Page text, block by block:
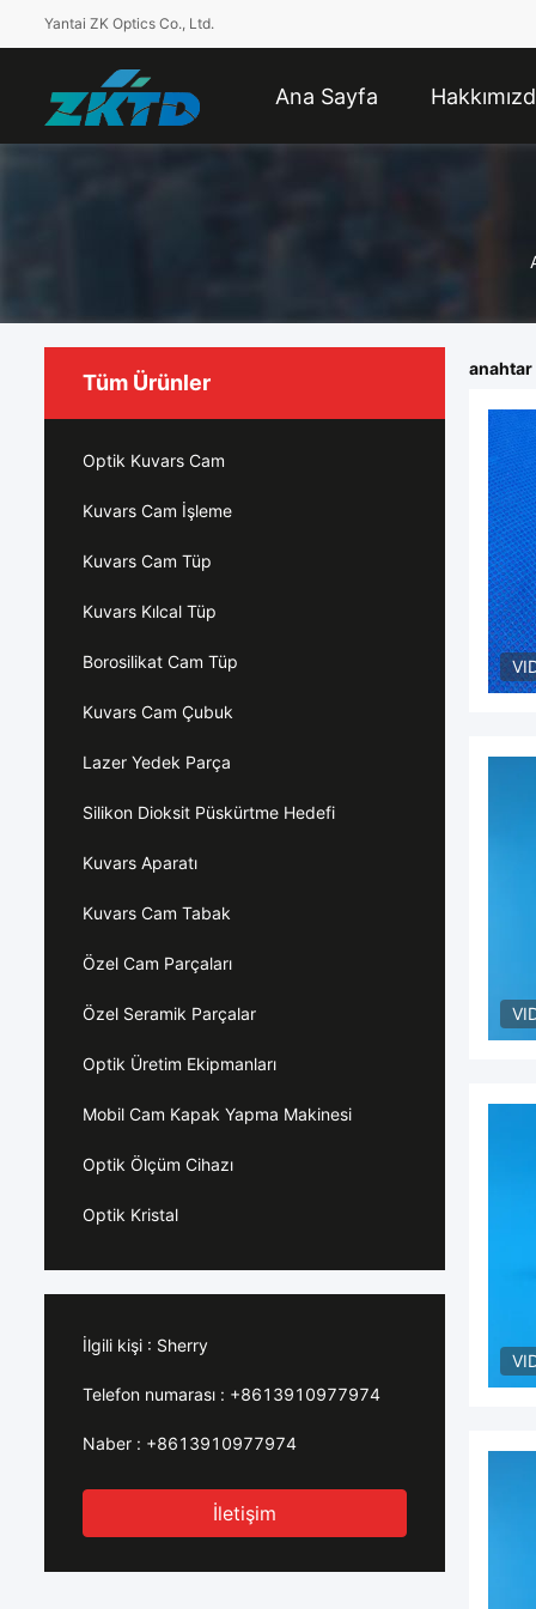
Yantai ZK Optics Co., Ltd.
Ana Sayfa
Tüm Ürünler
Optik Kuvars Cam
Kuvars Cam İşleme
Kuvars Cam Tüp
Kuvars Kılcal Tüp
Borosilikat Cam Tüp
Kuvars Cam Çubuk
Lazer Yedek Parça
Silikon Dioksit Püskürtme Hedefi
Kuvars Aparatı
Kuvars Cam Tabak
Özel Cam Parçaları
Özel Seramik Parçalar
Optik Üretim Ekipmanları
Mobil Cam Kapak Yapma Makinesi
Optik Ölçüm Cihazı
Optik Kristal
İlgili kişi : Sherry
Telefon numarası : +8613910977974
Naber : +8613910977974
İletişim